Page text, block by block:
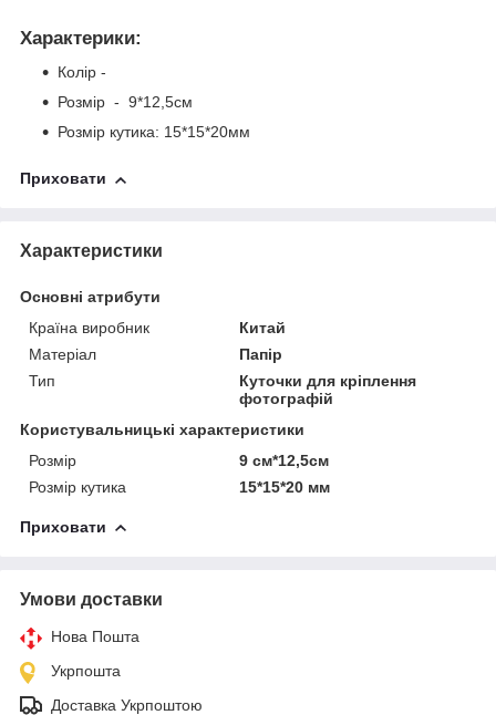
Характерики:
Колір -
Розмір - 9*12,5см
Розмір кутика: 15*15*20мм
Приховати
Характеристики
Основні атрибути
Країна виробник
Китай
Матеріал
Папір
Тип
Куточки для кріплення
фотографій
Користувальницькі характеристики
Розмір
9 см*12,5см
Розмір кутика
15*15*20 мм
Приховати
Умови доставки
Нова Пошта
Укрпошта
Доставка Укрпоштою